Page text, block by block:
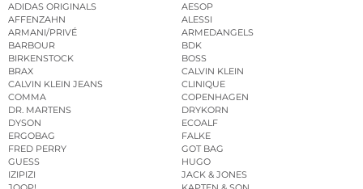
ADIDAS ORIGINALS
AESOP
AFFENZAHN
ALESSI
ARMANI/PRIVÉ
ARMEDANGELS
BARBOUR
BDK
BIRKENSTOCK
BOSS
BRAX
CALVIN KLEIN
CALVIN KLEIN JEANS
CLINIQUE
COMMA
COPENHAGEN
DR. MARTENS
DRYKORN
DYSON
ECOALF
ERGOBAG
FALKE
FRED PERRY
GOT BAG
GUESS
HUGO
IZIPIZI
JACK & JONES